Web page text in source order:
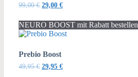
99,00€ Ursprünglicher
war:
99,00 €
29,00 €Aktueller
ist:
29,00 €.
NEURO BOOST mit Rabatt bestellen
Prebio Boost
49,95€ Ursprünglicher
29,95 €Aktueller